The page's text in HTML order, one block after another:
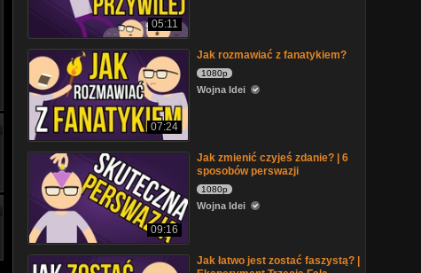
05:11
07:24
Jak rozmawiać z fanatykiem?
1080p
Wojna Idei
09:16
Jak zmienić czyjeś zdanie? | 6
sposobów perswazji
1080p
Wojna Idei
Jak łatwo jest zostać faszystą? |